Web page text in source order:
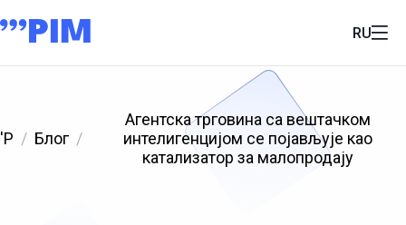
RU
'P Блог
Агентска трговина са вештачком
интелигенцијом се појављује као
катализатор за малопродају